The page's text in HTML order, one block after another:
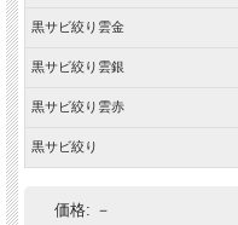
黒サビ絞り雲金
黒サビ絞り雲銀
黒サビ絞り雲赤
黒サビ絞り
価格: －